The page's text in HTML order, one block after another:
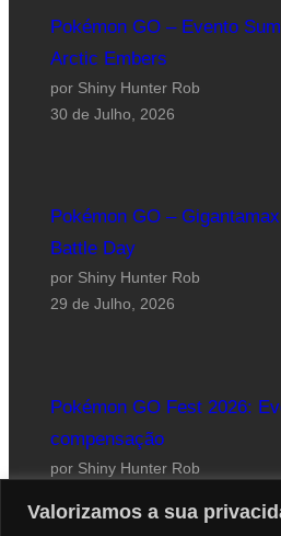
Valorizamos a sua
Pokémon GO – Evento
Arctic Embers
por Shiny Hunter Rob
30 de Julho, 2026
Pokémon GO –
Battle Day
por Shiny Hunter Rob
29 de Julho, 2026
Pokémon GO Fest 2026:
compensação
por Shiny Hunter Rob